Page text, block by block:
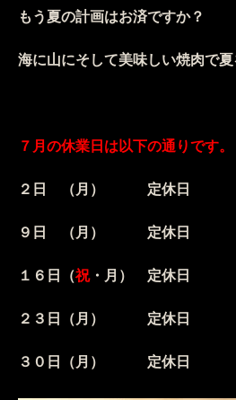
もう夏の計画はお済ですか？
海に山にそして美味しい焼肉で夏
７月の休業日は以下の通りです。
２日 （月） 定休日
９日 （月） 定休日
１６日（祝・月） 定休日
２３日（月） 定休日
３０日（月） 定休日